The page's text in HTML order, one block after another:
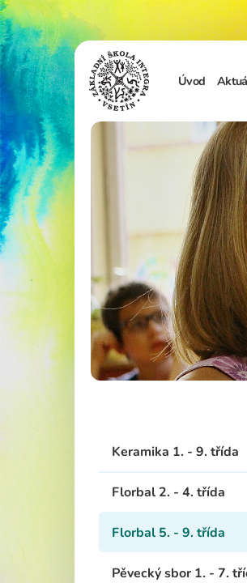
Úvod
Ze
Keramika 1. - 9. třída
Florbal 2. - 4. třída
Florbal 5. - 9. třída
Pěvecký sbor 1. - 7.